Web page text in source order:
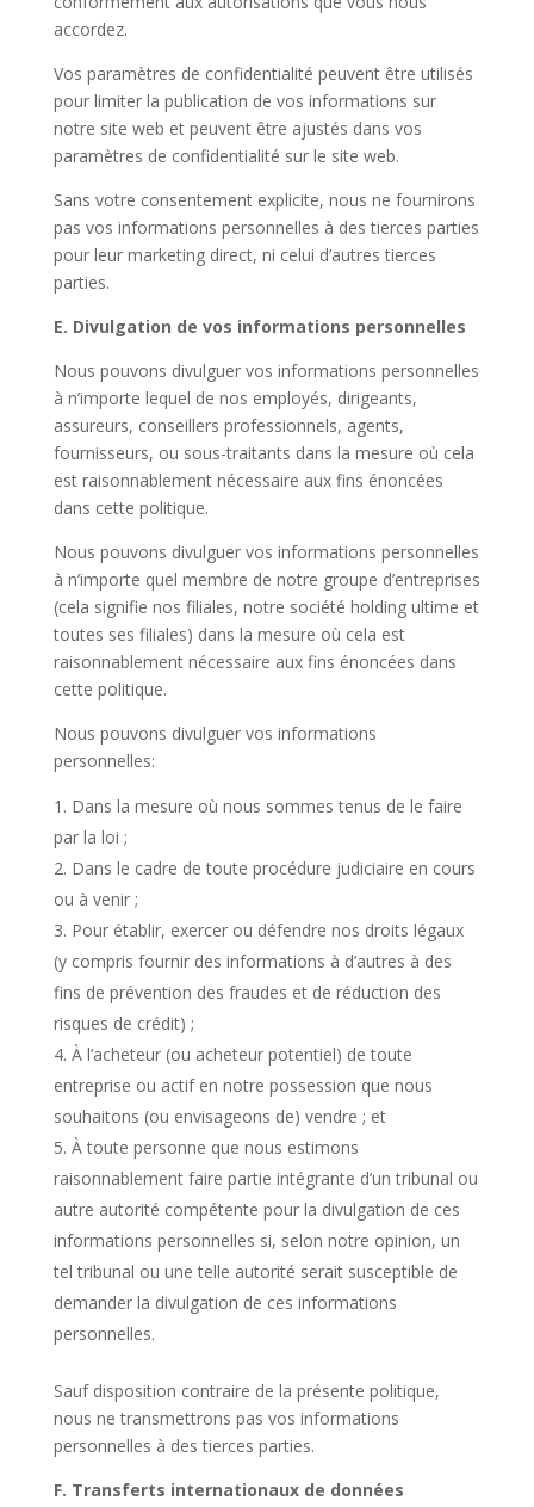
accordez.
Vos paramètres de confidentialité peuvent être utilisés
pour limiter la publication de vos informations sur
notre site web et peuvent être ajustés dans vos
paramètres de confidentialité sur le site web.
Sans votre consentement explicite, nous ne fournirons
pas vos informations personnelles à des tierces parties
pour leur marketing direct, ni celui d’autres tierces
parties.
E. Divulgation de vos informations personnelles
Nous pouvons divulguer vos informations personnelles
à n’importe lequel de nos employés, dirigeants,
assureurs, conseillers professionnels, agents,
fournisseurs, ou sous-traitants dans la mesure où cela
est raisonnablement nécessaire aux fins énoncées
dans cette politique.
Nous pouvons divulguer vos informations personnelles
à n’importe quel membre de notre groupe d’entreprises
(cela signifie nos filiales, notre société holding ultime et
toutes ses filiales) dans la mesure où cela est
raisonnablement nécessaire aux fins énoncées dans
cette politique.
Nous pouvons divulguer vos informations
personnelles:
Dans la mesure où nous sommes tenus de le faire
par la loi ;
Dans le cadre de toute procédure judiciaire en cours
ou à venir ;
Pour établir, exercer ou défendre nos droits légaux
(y compris fournir des informations à d’autres à des
fins de prévention des fraudes et de réduction des
risques de crédit) ;
À l’acheteur (ou acheteur potentiel) de toute
entreprise ou actif en notre possession que nous
souhaitons (ou envisageons de) vendre ; et
À toute personne que nous estimons
raisonnablement faire partie intégrante d’un tribunal ou
autre autorité compétente pour la divulgation de ces
informations personnelles si, selon notre opinion, un
tel tribunal ou une telle autorité serait susceptible de
demander la divulgation de ces informations
personnelles.
Sauf disposition contraire de la présente politique,
nous ne transmettrons pas vos informations
personnelles à des tierces parties.
F. Transferts internationaux de données